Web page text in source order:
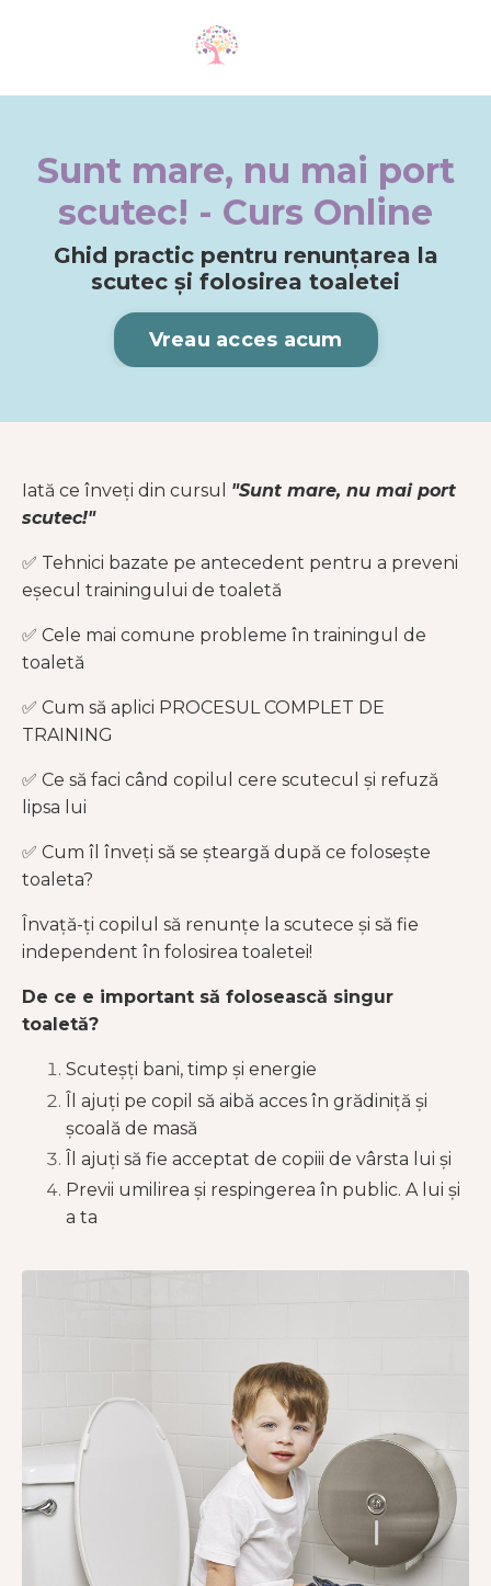
Sunt mare, nu mai port
scutec! - Curs Online
Ghid practic pentru renunțarea la
scutec și folosirea toaletei
Vreau acces acum
Iată ce înveți din cursul "Sunt mare, nu mai port
scutec!"
✅ Tehnici bazate pe antecedent pentru a preveni
eșecul trainingului de toaletă
✅ Cele mai comune probleme în trainingul de
toaletă
✅ Cum să aplici PROCESUL COMPLET DE
TRAINING
✅ Ce să faci când copilul cere scutecul și refuză
lipsa lui
✅ Cum îl înveți să se șteargă după ce folosește
toaleta?
Învață-ți copilul să renunțe la scutece și să fie
independent în folosirea toaletei!
De ce e important să folosească singur
toaletă?
Scuteșți bani, timp și energie
Îl ajuți pe copil să aibă acces în grădiniță și
școală de masă
Îl ajuți să fie acceptat de copiii de vârsta lui și
Previi umilirea și respingerea în public. A lui și
a ta